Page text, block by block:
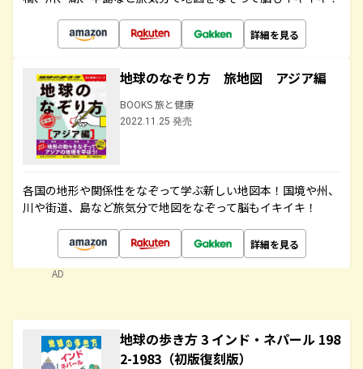
詳細を見る
地球のなぞり方 旅地図 アジア編
BOOKS 旅と健康
2022.11.25 発売
各国の地形や関係性をなぞって学ぶ新しい地図本！国境や州、
川や街道、島など旅気分で地図をなぞって脳もイキイキ！
詳細を見る
AD
地球の歩き方 3 インド・ネパール 198
2-1983（初版復刻版）